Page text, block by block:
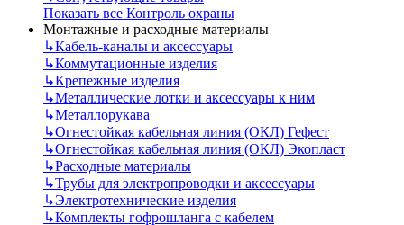
Показать все Контроль охраны
Монтажные и расходные материалы
↳Кабель-каналы и аксессуары
↳Коммутационные изделия
↳Крепежные изделия
↳Металлические лотки и аксессуары к ним
↳Металлорукава
↳Огнестойкая кабельная линия (ОКЛ) Гефест
↳Огнестойкая кабельная линия (ОКЛ) Экопласт
↳Расходные материалы
↳Трубы для электропроводки и аксессуары
↳Электротехнические изделия
↳Комплекты гофрошланга с кабелем